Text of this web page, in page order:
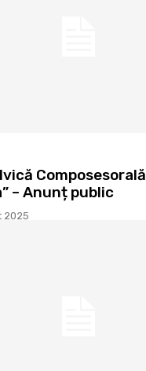
Composesorală
– Anunț public
2025